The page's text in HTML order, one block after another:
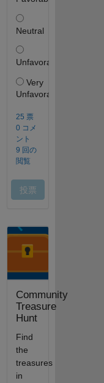
Community
Treasure
Hunt
Find
the
treasures
in